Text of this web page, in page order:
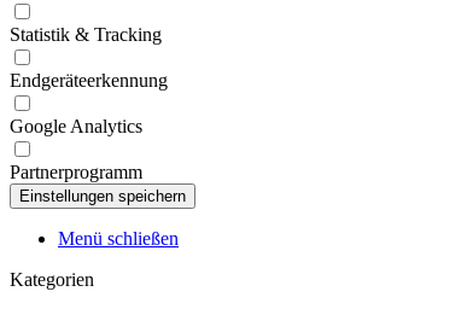
Statistik & Tracking
Endgeräteerkennung
Google Analytics
Partnerprogramm
Menü schließen
Kategorien